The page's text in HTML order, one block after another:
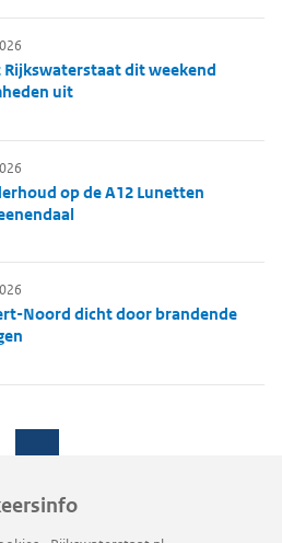
Rijkswaterstaat dit weekend
uit
op de A12 Lunetten
Noord dicht door brandende